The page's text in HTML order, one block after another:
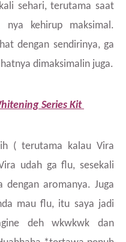
sehari, terutama saat
kehirup maksimal.
dengan sendirinya, ga
dimaksimalin juga.
Series Kit
( terutama kalau Vira
udah ga flu, sesekali
aromanya. Juga
mau flu, itu saya jadi
deh wkwkwk dan